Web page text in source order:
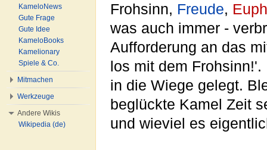
Frohsinn, Freude,
was auch immer -
Aufforderung an das
los mit dem
in die Wiege gelegt.
beglückte Kamel Zeit
und wieviel es
KameloNews
Gute Frage
Gute Idee
KameloBooks
Kamelionary
Spiele & Co.
Mitmachen
Werkzeuge
Andere Wikis
Wikipedia (de)